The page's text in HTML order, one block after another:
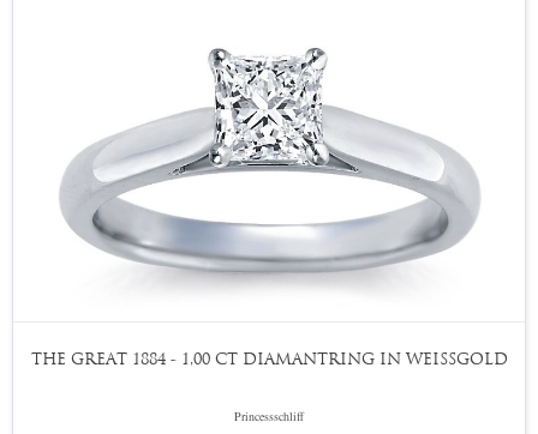
THE GREAT 1884 - 1,00 CT DIAMANTRING IN WEISSGOLD
Princessschliff